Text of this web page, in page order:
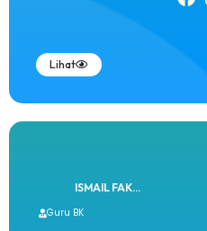
Lihat
ISMAIL FAK...
Guru BK